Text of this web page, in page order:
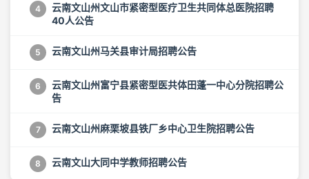
4
云南文山州文山市紧密型医疗卫生共同体总医院招聘
40人公告
5 云南文山州马关县审计局招聘公告
6
云南文山州富宁县紧密型医共体田蓬一中心分院招聘公
告
7 云南文山州麻栗坡县铁厂乡中心卫生院招聘公告
8 云南文山大同中学教师招聘公告